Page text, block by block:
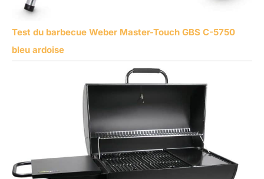
Test du barbecue Weber Master-Touch GBS C-5750
bleu ardoise